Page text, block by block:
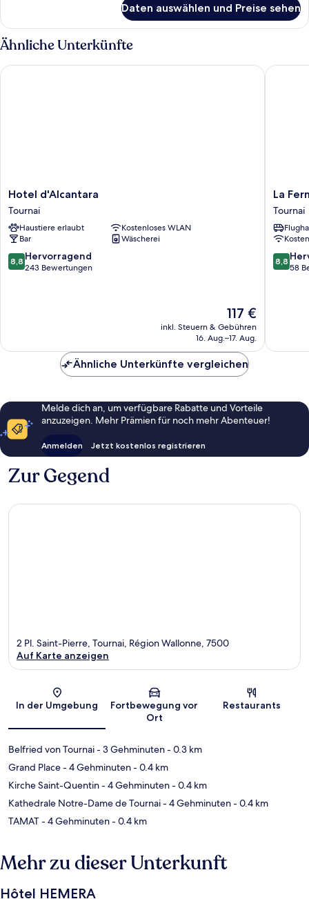
Doppelzimmer
Daten auswählen und Preise sehen
Ähnliche Unterkünfte
Hotel
d'Alcantara
Tournai
Hotel d'Alcantara
Tournai
Haustiere erlaubt
Kostenloses WLAN
Bar
Wäscherei
8.8
von
8,8 Hervorragend
243 Bewertungen
Der
Preis
beträgt
117 €
inkl. Steuern & Gebühren
16. Aug.–17. Aug.
Hotel d'Alcantara
La
Ferme
Tournai
La
Tournai
8.8
von
8,8
58
La
Ähnliche Unterkünfte vergleichen
Melde dich an, um verfügbare Rabatte und Vorteile
anzuzeigen. Mehr Prämien für noch mehr Abenteuer!
Anmelden Jetzt kostenlos registrieren
Zur Gegend
Karte
2 Pl. Saint-Pierre, Tournai, Région Wallonne, 7500
Auf Karte anzeigen
In der Umgebung
Fortbewegung vor
Ort
Restaurants
Belfried von Tournai- 3 Gehminuten- 0.3 km
Grand Place- 4 Gehminuten- 0.4 km
Kirche Saint-Quentin- 4 Gehminuten- 0.4 km
Kathedrale Notre-Dame de Tournai- 4 Gehminuten- 0.4 km
TAMAT- 4 Gehminuten- 0.4 km
Mehr zu dieser Unterkunft
Hôtel HEMERA